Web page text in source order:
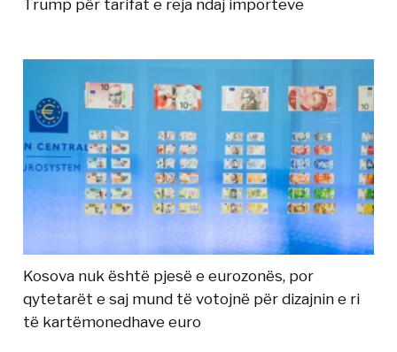
Trump për tarifat e reja ndaj importeve
Kosova nuk është pjesë e eurozonës, por
qytetarët e saj mund të votojnë për dizajnin e ri
të kartëmonedhave euro